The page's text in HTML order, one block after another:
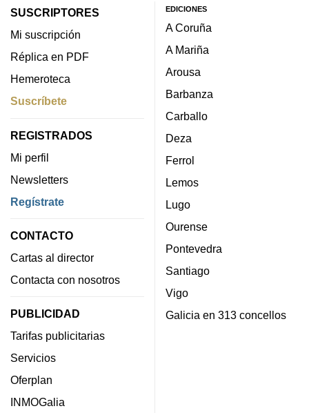
SUSCRIPTORES
Mi suscripción
Réplica en PDF
Hemeroteca
Suscríbete
REGISTRADOS
Mi perfil
Newsletters
Regístrate
CONTACTO
Cartas al director
Contacta con nosotros
PUBLICIDAD
Tarifas publicitarias
Servicios
Oferplan
INMOGalia
EDICIONES
A Coruña
A Mariña
Arousa
Barbanza
Carballo
Deza
Ferrol
Lemos
Lugo
Ourense
Pontevedra
Santiago
Vigo
Galicia en 313 concellos